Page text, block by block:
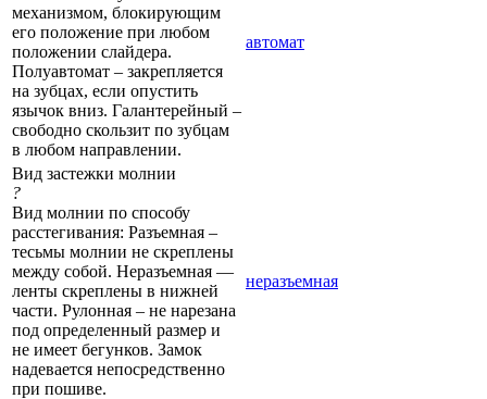
механизмом, блокирующим
его положение при любом
положении слайдера.
Полуавтомат – закрепляется
на зубцах, если опустить
язычок вниз. Галантерейный –
свободно скользит по зубцам
в любом направлении.
автомат
Вид застежки молнии
?
Вид молнии по способу
расстегивания: Разъемная –
тесьмы молнии не скреплены
между собой. Неразъемная —
ленты скреплены в нижней
части. Рулонная – не нарезана
под определенный размер и
не имеет бегунков. Замок
надевается непосредственно
при пошиве.
неразъемная